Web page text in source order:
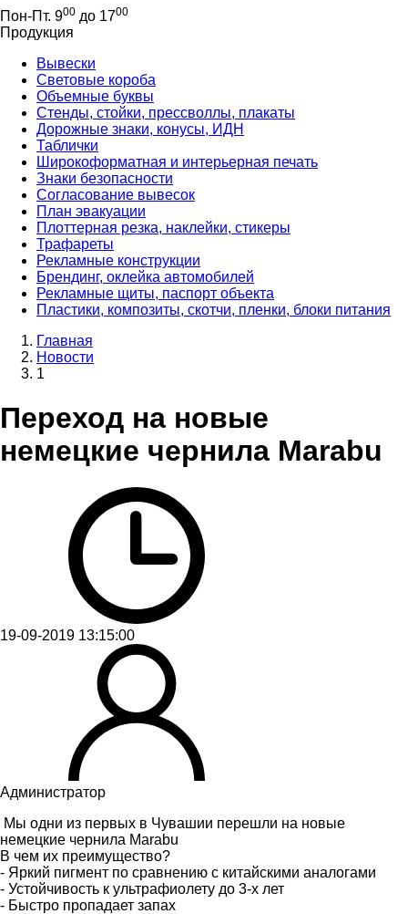
Пон-Пт. 900 до 1700
Продукция
Вывески
Световые короба
Объемные буквы
Стенды, стойки, прессволлы, плакаты
Дорожные знаки, конусы, ИДН
Таблички
Широкоформатная и интерьерная печать
Знаки безопасности
Согласование вывесок
План эвакуации
Плоттерная резка, наклейки, стикеры
Трафареты
Рекламные конструкции
Брендинг, оклейка автомобилей
Рекламные щиты, паспорт объекта
Пластики, композиты, скотчи, пленки, блоки питания
Главная
Новости
1
Переход на новые
немецкие чернила Marabu
19-09-2019 13:15:00
Администратор
Мы одни из первых в Чувашии перешли на новые
немецкие чернила Marabu
В чем их преимущество?
- Яркий пигмент по сравнению с китайскими аналогами
- Устойчивость к ультрафиолету до 3-х лет
- Быстро пропадает запах